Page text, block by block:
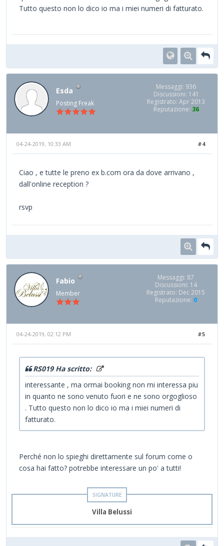
Tutto questo non lo dico io ma i miei numeri di fatturato.
Esda
Posting Freak
Messaggi: 936
Discussioni: 141
Registrato: Apr 2013
Reputazione: 36
#4
04-24-2019, 10:33 AM
Ciao , e tutte le preno ex b.com ora da dove arrivano ,
dall'online reception ?
rsvp
Fabio
Member
Messaggi: 87
Discussioni: 14
Registrato: Dec 2015
Reputazione: 0
#5
04-24-2019, 02:12 PM
RS019 Ha scritto:
interessante , ma ormai booking non mi interessa piu
in quanto ne sono venuto fuori e ne sono orgoglioso
. Tutto questo non lo dico io ma i miei numeri di
fatturato.
Perché non lo spieghi direttamente sul forum come o
cosa hai fatto? potrebbe interessare un po' a tutti!
Villa Belussi